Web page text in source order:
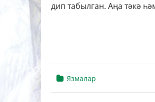
дип табылган. Аңа тәкә
Язмалар